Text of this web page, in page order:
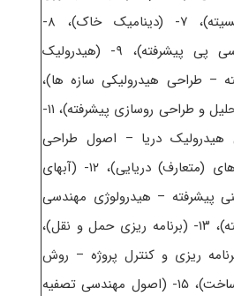
الاستیسیته)، ۷- (دینامیک خاک)، ۸-
(مهندسی پی پیشرفته)، ۹- (هیدرولیک
– طراحی هیدرولیکی سازه ها)،
۱۰- (تحلیل و طراحی روسازی پیشرفته)، ۱۱-
هیدرولیک دریا – اصول طراحی
سازه های (متعارف) دریایی)، ۱۲- (آبهای
پیشرفته – هیدرولوژی مهندسی
پیشرفته)، ۱۳- (برنامه ریزی حمل و نقل)،
ریزی و کنترل پروژه – روش
های ساخت)، ۱۵- (اصول مهندسی تصفیه